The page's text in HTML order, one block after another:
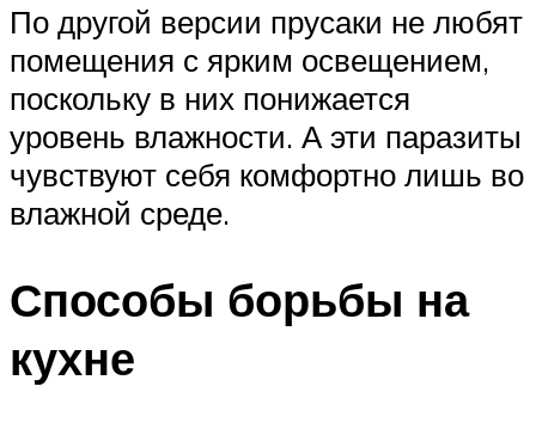
По другой версии прусаки не любят
помещения с ярким освещением,
поскольку в них понижается
уровень влажности. А эти паразиты
чувствуют себя комфортно лишь во
влажной среде.
Способы борьбы на
кухне